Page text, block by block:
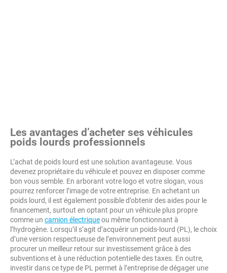
Les avantages d’acheter ses véhicules
poids lourds professionnels
L’achat de poids lourd est une solution avantageuse. Vous
devenez propriétaire du véhicule et pouvez en disposer comme
bon vous semble. En arborant votre logo et votre slogan, vous
pourrez renforcer l’image de votre entreprise. En achetant un
poids lourd, il est également possible d’obtenir des aides pour le
financement, surtout en optant pour un véhicule plus propre
comme un camion électriqueou même fonctionnant à
l’hydrogène. Lorsqu’il s’agit d’acquérir un poids-lourd (PL), le choix
d’une version respectueuse de l’environnement peut aussi
procurer un meilleur retour sur investissement grâce à des
subventions et à une réduction potentielle des taxes. En outre,
investir dans ce type de PL permet à l’entreprise de dégager une